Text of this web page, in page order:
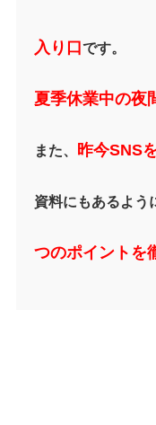
入り口 です。
夏季休業中の夜
また、 昨今SNS
資料にもあるよう
つのポイントを